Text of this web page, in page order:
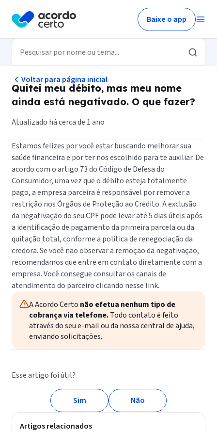
Baixe o app
Voltar para página inicial
Quitei meu débito, mas meu nome
ainda está negativado. O que fazer?
Atualizado há cerca de 1 ano
Estamos felizes por você estar buscando melhorar sua
saúde financeira e por ter nos escolhido para te auxiliar. De
acordo com o artigo 73 do Código de Defesa do
Consumidor, uma vez que o débito esteja totalmente
pago, a empresa parceira é responsável por remover a
restrição nos Órgãos de Proteção ao Crédito. A exclusão
da negativação do seu CPF pode levar até 5 dias úteis após
a identificação de pagamento da primeira parcela ou da
quitação total, conforme a política de renegociação da
credora. Se você não observar a remoção da negativação,
recomendamos que entre em contato diretamente com a
empresa. Você consegue consultar os canais de
atendimento do parceiro clicando nesse link.
A Acordo Certo não efetua nenhum tipo de
cobrança via telefone.Todo contato é feito
através do seu e-mail ou da nossa central de ajuda,
enviando solicitações.
Esse artigo foi útil?
Sim Não
Artigos relacionados